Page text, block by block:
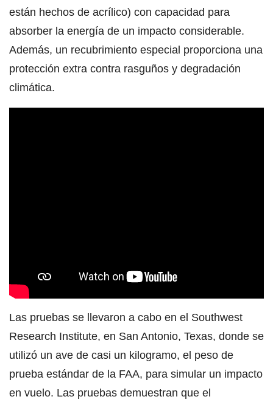
están hechos de acrílico) con capacidad para
absorber la energía de un impacto considerable.
Además, un recubrimiento especial proporciona una
protección extra contra rasguños y degradación
climática.
Las pruebas se llevaron a cabo en el Southwest
Research Institute, en San Antonio, Texas, donde se
utilizó un ave de casi un kilogramo, el peso de
prueba estándar de la FAA, para simular un impacto
en vuelo. Las pruebas demuestran que el